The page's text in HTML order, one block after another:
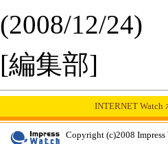
(2008/12/24)
[編集部]
INTERNET Watch
Copyright (c)2008 Impress